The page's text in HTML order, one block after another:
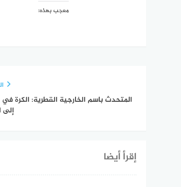
معجب بهذه:
المتحدث باسم الخارجية القطرية: الكرة
إلى
إقرأ أيضا